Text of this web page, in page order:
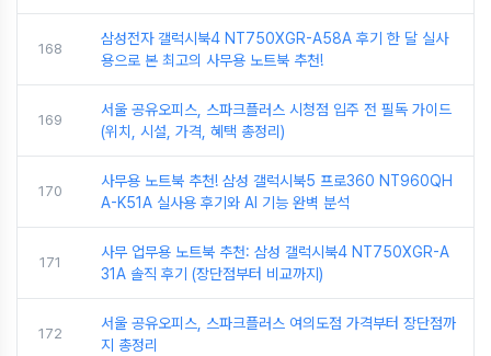
168
삼성전자 갤럭시북4 NT750XGR-A58A 후기 한 달 실사
용으로 본 최고의 사무용 노트북 추천!
169
서울 공유오피스, 스파크플러스 시청점 입주 전 필독 가이드
(위치, 시설, 가격, 혜택 총정리)
170
사무용 노트북 추천! 삼성 갤럭시북5 프로360 NT960QH
A-K51A 실사용 후기와 AI 기능 완벽 분석
171
사무 업무용 노트북 추천: 삼성 갤럭시북4 NT750XGR-A
31A 솔직 후기 (장단점부터 비교까지)
172
서울 공유오피스, 스파크플러스 여의도점 가격부터 장단점까
지 총정리